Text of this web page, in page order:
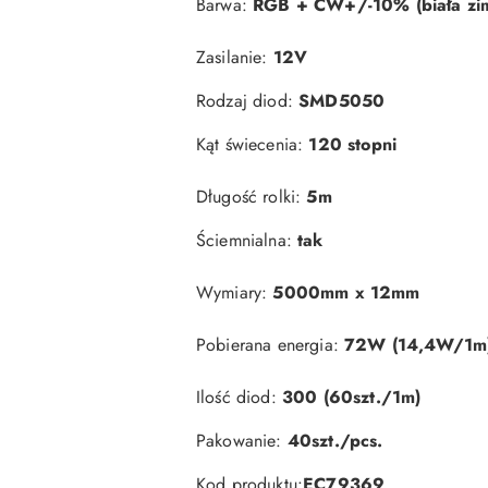
Zasilanie: 12V
Rodzaj diod:SMD5050
Kąt świecenia: 120 stopni
Długość rolki:5m
Ściemnialna:tak
Wymiary:5000mm x 12mm
Pobierana energia:72W (14,4W/
Ilość diod: 300 (60szt./1m)
Pakowanie: 40szt./pcs.